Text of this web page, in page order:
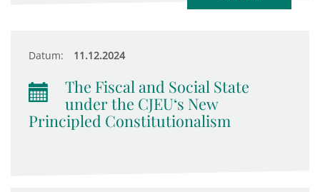
Datum: 11.12.2024
The Fiscal and Social State
under the CJEU‘s New
Principled Constitutionalism